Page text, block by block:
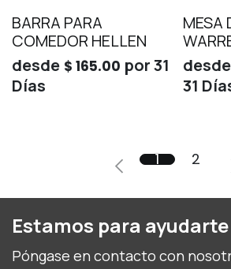
BARRA PARA
COMEDOR HELLEN
desde $ 165.00 por31
Días
MESA
desde
31
1 2
Estamos para ayudarte
Póngase en contacto con